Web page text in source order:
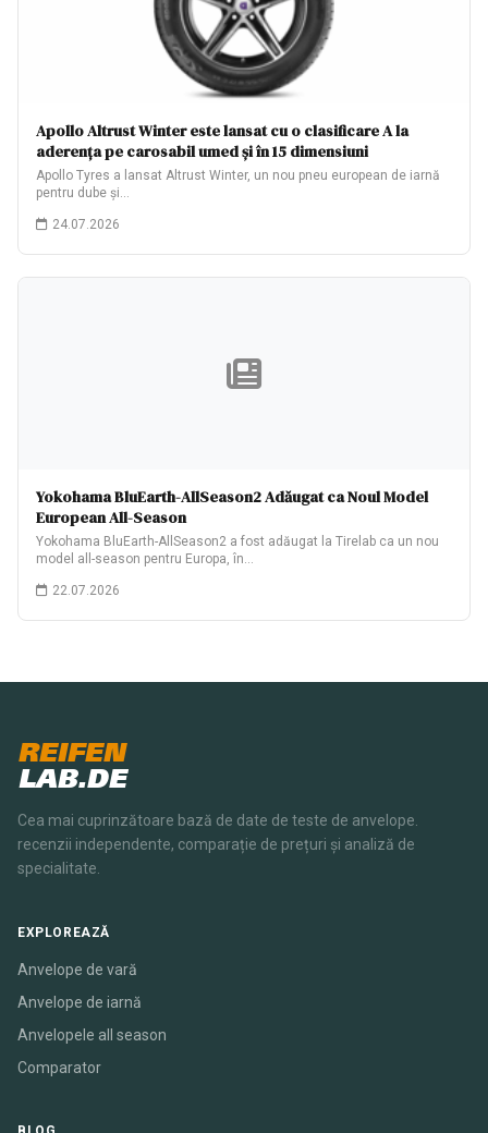
Apollo Altrust Winter este lansat cu o clasificare A la
aderența pe carosabil umed și în 15 dimensiuni
Apollo Tyres a lansat Altrust Winter, un nou pneu european de iarnă
pentru dube și…
24.07.2026
Yokohama BluEarth-AllSeason2 Adăugat ca Noul Model
European All-Season
Yokohama BluEarth-AllSeason2 a fost adăugat la Tirelab ca un nou
model all-season pentru Europa, în…
22.07.2026
REIFEN
LAB.DE
Cea mai cuprinzătoare bază de date de teste de anvelope.
recenzii independente, comparație de prețuri și analiză de
specialitate.
EXPLOREAZĂ
Anvelope de vară
Anvelope de iarnă
Anvelopele all season
Comparator